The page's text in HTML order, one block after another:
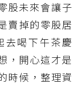
股未來會讓子
賣掉的零股居
去喝下午茶慶
，開心這才是
時候，整理資